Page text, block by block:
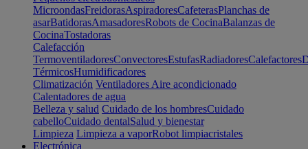
MicroondasFreidorasAspiradoresCafeterasPlanchas de
asarBatidorasAmasadoresRobots de CocinaBalanzas de
CocinaTostadoras
Calefacción
TermoventiladoresConvectoresEstufasRadiadoresCalefactores
TérmicosHumidificadores
Climatización Ventiladores Aire acondicionado
Calentadores de agua
Belleza y salud Cuidado de los hombresCuidado
cabelloCuidado dentalSalud y bienestar
Limpieza Limpieza a vaporRobot limpiacristales
Electrónica